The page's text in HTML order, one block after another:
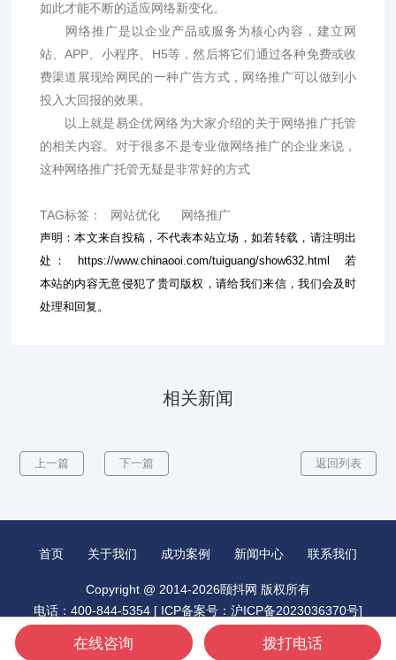
如此才能不断的适应网络新变化。
网络推广是以企业产品或服务为核心内容，建立网
站、APP、小程序、H5等，然后将它们通过各种免费或收
费渠道展现给网民的一种广告方式，网络推广可以做到小
投入大回报的效果。
以上就是易企优网络为大家介绍的关于网络推广托管
的相关内容。对于很多不是专业做网络推广的企业来说，
这种网络推广托管无疑是非常好的方式
TAG标签： 网站优化 网络推广
声明：本文来自投稿，不代表本站立场，如若转载，请注明出
处：
https://www.chinaooi.com/tuiguang/show632.html
若
本站的内容无意侵犯了贵司版权，请给我们来信，我们会及时
处理和回复。
相关新闻
上一篇 下一篇 返回列表
首页 关于我们 成功案例 新闻中心 联系我们
Copyright @ 2014-2026颐抖网 版权所有
电话：400-844-5354 [ ICP备案号：沪ICP备2023036370号]
昆山抖音推广 北京抖音推广
在线咨询 拨打电话